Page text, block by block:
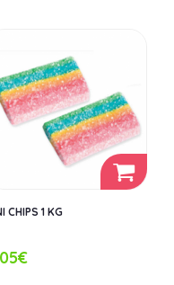
CHIPS 1 KG